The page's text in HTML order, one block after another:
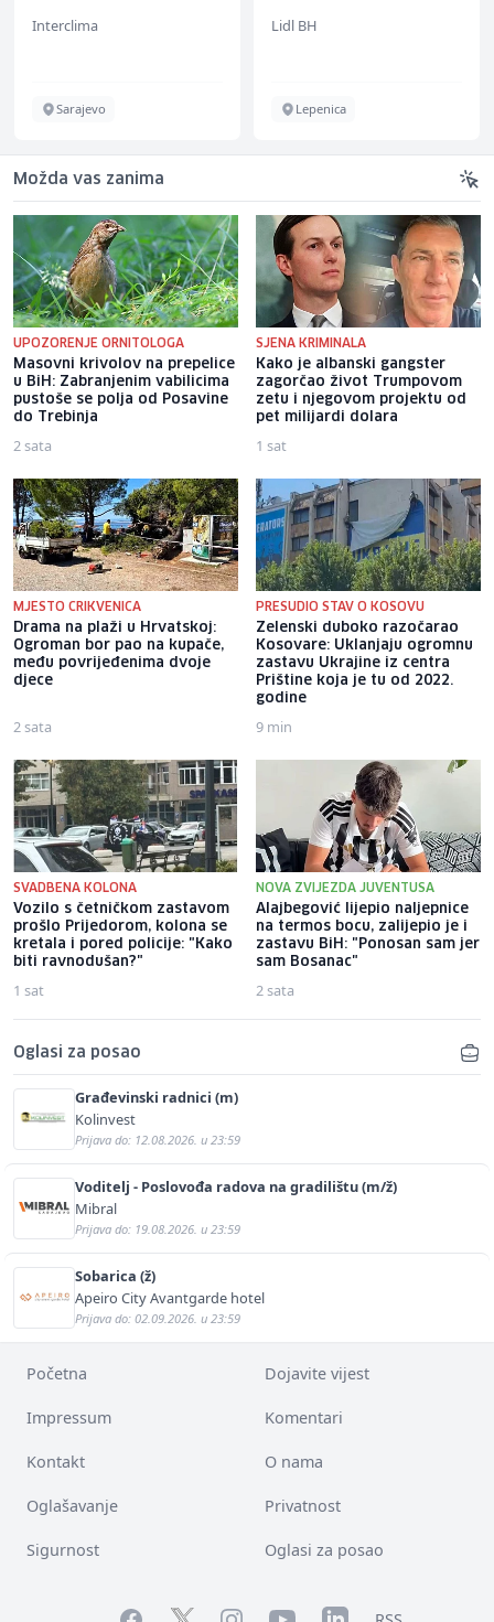
Interclima
Sarajevo
Lidl BH
Lepenica
Možda vas zanima
UPOZORENJE ORNITOLOGA
Masovni krivolov na prepelice
u BiH: Zabranjenim vabilicima
pustoše se polja od Posavine
do Trebinja
2 sata
SJENA KRIMINALA
Kako je albanski gangster
zagorčao život Trumpovom
zetu i njegovom projektu od
pet milijardi dolara
1 sat
MJESTO CRIKVENICA
Drama na plaži u Hrvatskoj:
Ogroman bor pao na kupače,
među povrijeđenima dvoje
djece
2 sata
PRESUDIO STAV O KOSOVU
Zelenski duboko razočarao
Kosovare: Uklanjaju ogromnu
zastavu Ukrajine iz centra
Prištine koja je tu od 2022.
godine
9 min
SVADBENA KOLONA
Vozilo s četničkom zastavom
prošlo Prijedorom, kolona se
kretala i pored policije: "Kako
biti ravnodušan?"
1 sat
NOVA ZVIJEZDA JUVENTUSA
Alajbegović lijepio naljepnice
na termos bocu, zalijepio je i
zastavu BiH: "Ponosan sam jer
sam Bosanac"
2 sata
Oglasi za posao
Građevinski radnici (m)
Kolinvest
Prijava do: 12.08.2026. u 23:59
Voditelj - Poslovođa radova na gradilištu (m/ž)
Mibral
Prijava do: 19.08.2026. u 23:59
Sobarica (ž)
Apeiro City Avantgarde hotel
Prijava do: 02.09.2026. u 23:59
Početna Dojavite vijest
Impressum Komentari
Kontakt O nama
Oglašavanje Privatnost
Sigurnost Oglasi za posao
Facebook YouTubeLinkedIn